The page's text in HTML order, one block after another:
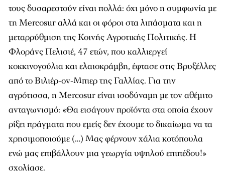
τους δυσαρεστούν είναι πολλά: όχι μόνο η συμφωνία με
τη Mercosur αλλά και οι φόροι στα λιπάσματα και η
μεταρρύθμιση της Κοινής Αγροτικής Πολιτικής. Η
Φλοράνς Πελισιέ, 47 ετών, που καλλιεργεί
κοκκινογούλια και ελαιοκράμβη, έφτασε στις Βρυξέλλες
από το Βιλιέρ-ον-Μπιερ της Γαλλίας. Για την
αγρότισσα, η Mercosur είναι ισοδύναμη με τον αθέμιτο
ανταγωνισμό: «Θα εισάγουν προϊόντα στα οποία έχουν
ρίξει πράγματα που εμείς δεν έχουμε το δικαίωμα να τα
χρησιμοποιούμε (…) Μας φέρνουν χάλια κοτόπουλα
ενώ μας επιβάλλουν μια γεωργία υψηλού επιπέδου!»
σχολίασε.